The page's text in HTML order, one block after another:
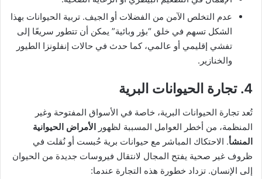
عدم التخلص الآمن من الفضلات أو الجيف. تربية الحيوانات بهذا
الشكل تسهم في خلق “بؤر وبائية” يمكن أن تتطور سريعًا إلى
تفشي إقليمي أو عالمي، كما حدث في حالات إنفلونزا الطيور
والخنازير.
4. تجارة الحيوانات البرية
تُعد تجارة الحيوانات البرية، خاصة في الأسواق المفتوحة وغير
المنظمة، من أخطر العوامل المسببة لظهور الأمراض الحيوانية
المنشأ. الاحتكاك المباشر مع حيوانات برية حُبست أو نُقلت في
ظروف غير صحية يفتح المجال لانتقال فيروسات جديدة من الحيوان
إلى الإنسان. تزداد خطورة هذه التجارة عندما: